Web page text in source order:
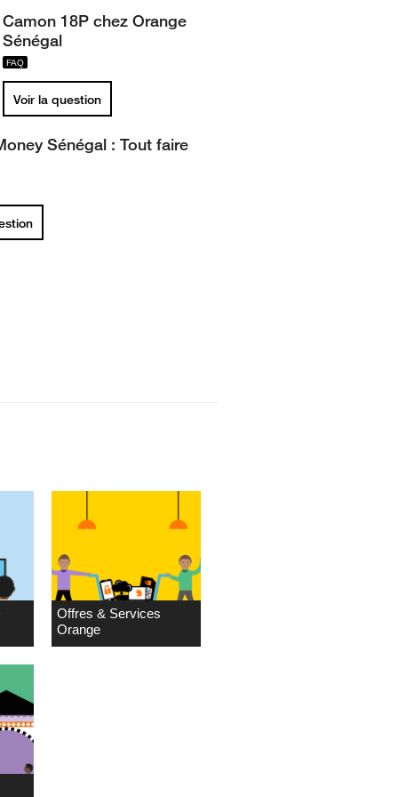
Camon 18P chez Orange
Sénégal
Voir la question
Sénégal : Tout faire
Offres & Services
Orange